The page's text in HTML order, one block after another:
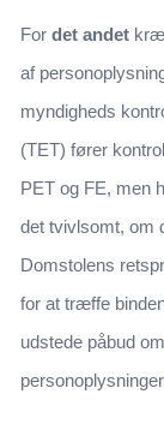
For det andet
af
myndigheds
(TET) fører
PET og FE, men
det tvivlsomt, om
Domstolens
for at træffe
udstede påbud